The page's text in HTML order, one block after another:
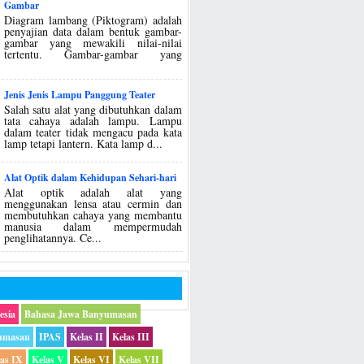
Gambar
Diagram lambang (Piktogram) adalah
penyajian data dalam bentuk gambar-
gambar yang mewakili nilai-nilai
tertentu. Gambar-gambar yang
Jenis Jenis Lampu Panggung Teater
Salah satu alat yang dibutuhkan dalam
tata cahaya adalah lampu. Lampu
dalam teater tidak mengacu pada kata
lamp tetapi lantern. Kata lamp d...
Alat Optik dalam Kehidupan Sehari-hari
Alat optik adalah alat yang
menggunakan lensa atau cermin dan
membutuhkan cahaya yang membantu
manusia dalam mempermudah
penglihatannya. Ce...
Bahasa Jawa Banyumasan
IPAS Kelas II
Kelas III
IX
Kelas V Kelas VI Kelas VII